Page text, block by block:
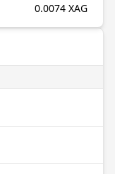
0.0074 XAG